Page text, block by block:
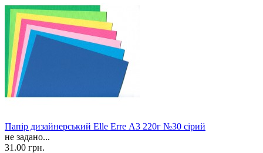
Папір дизайнерський Elle Erre А3 220г №30 сірий
не задано...
31.00 грн.